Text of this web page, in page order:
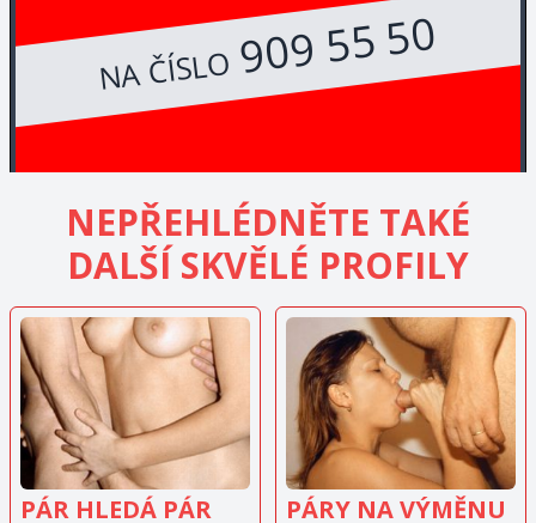
NA ČÍSLO909 55 50
NEPŘEHLÉDNĚTE TAKÉ
DALŠÍ SKVĚLÉ PROFILY
ZOBRAZIT
INZERÁT
PÁR HLEDÁ PÁR
ZOBRAZIT
INZERÁT
PÁRY NA VÝMĚNU